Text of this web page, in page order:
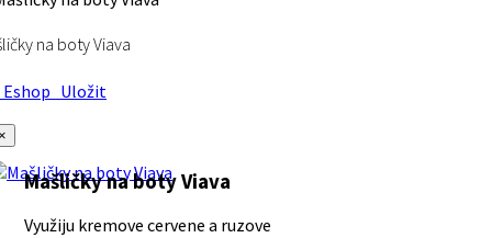
na boty Viava
Uložit
Mašličky na boty Viava
Využiju kremove cervene a ruzove